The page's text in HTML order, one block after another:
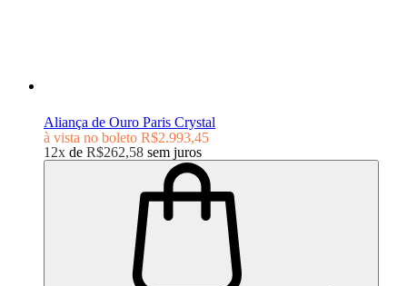
Aliança de Ouro Paris Crystal
à vista no boleto R$2.993,45
12x de R$262,58 sem juros